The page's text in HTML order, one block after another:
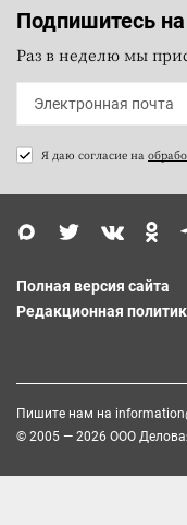
Подпишитесь
Раз в неделю мы
Я даю согласие на
Полная версия сайта
Редакционная
Пишите нам на
© 2005 — 2026 ООО